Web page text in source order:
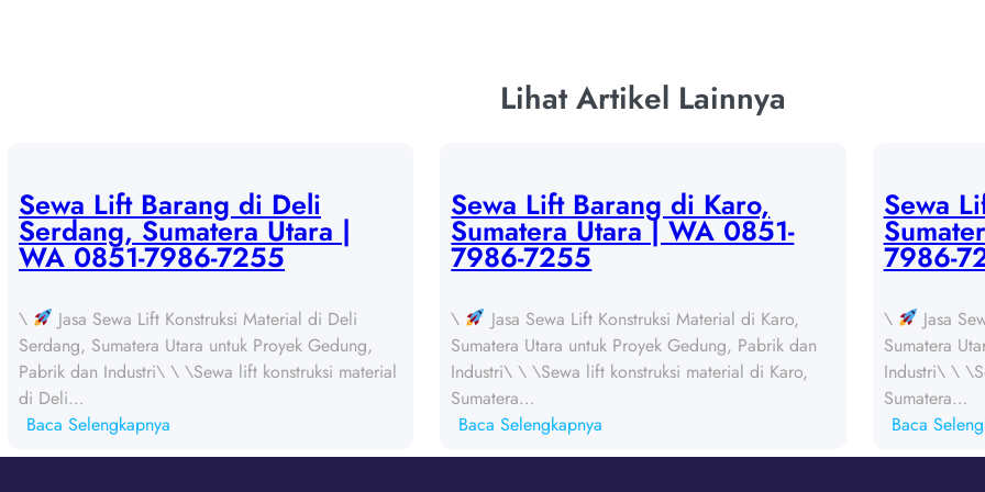
Lihat Artikel Lainnya
Sewa Lift Barang di Deli
Serdang, Sumatera Utara |
WA 0851-7986-7255
\
Jasa Sewa Lift Konstruksi Material di Deli
Serdang, Sumatera Utara untuk Proyek Gedung,
Pabrik dan Industri\ \ \Sewa lift konstruksi material
di Deli…
Baca Selengkapnya
Sewa Lift Barang di Karo,
Sumatera Utara | WA 0851-
7986-7255
\
Jasa Sewa Lift Konstruksi Material di Karo,
Sumatera Utara untuk Proyek Gedung, Pabrik dan
Industri\ \ \Sewa lift konstruksi material di Karo,
Sumatera…
Baca Selengkapnya
Sewa
7986-
\
Jasa
Sumatera
Industri\ \
Sumatera…
Baca